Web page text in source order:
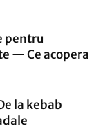
pentru
— Ce acopera
la kebab